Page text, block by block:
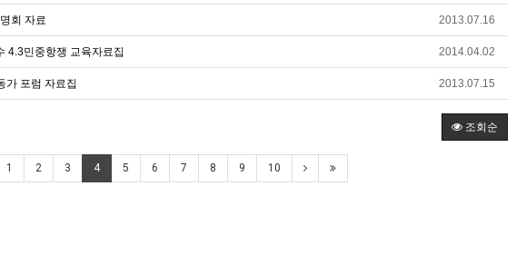
회 자료 2013.07.16
4.3민중항쟁 교육자료집 2014.04.02
가 포럼 자료집 2013.07.15
조회순
1 2 3 4 5 6 7 8 9 10